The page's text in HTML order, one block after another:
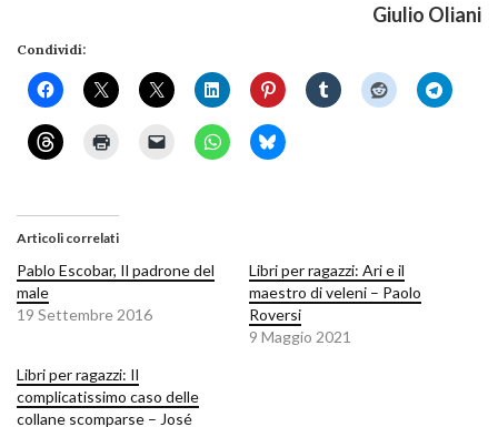
Giulio Oliani
Condividi:
Articoli correlati
Pablo Escobar, Il padrone del
male
19 Settembre 2016
Libri per ragazzi: Ari e il
maestro di veleni – Paolo
Roversi
9 Maggio 2021
Libri per ragazzi: Il
complicatissimo caso delle
collane scomparse – José